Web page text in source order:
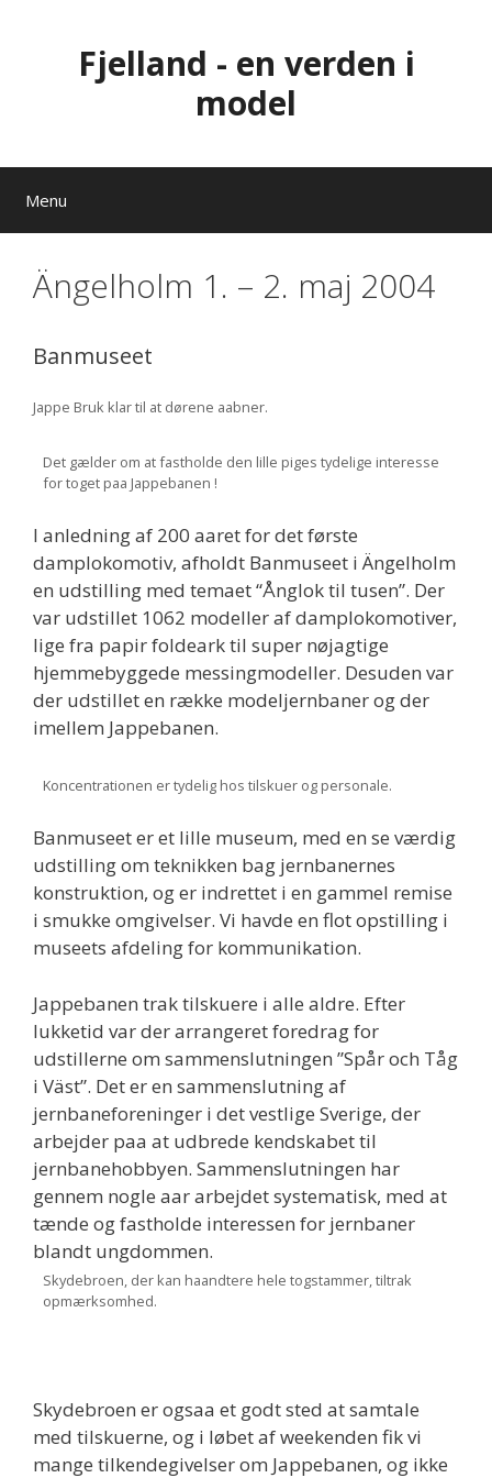
Fjelland - en verden i
model
Menu
Ängelholm 1. – 2. maj 2004
Banmuseet
Jappe Bruk klar til at dørene aabner.
Det gælder om at fastholde den lille piges tydelige interesse
for toget paa Jappebanen !
I anledning af 200 aaret for det første
damplokomotiv, afholdt Banmuseet i Ängelholm
en udstilling med temaet “Ånglok til tusen”. Der
var udstillet 1062 modeller af damplokomotiver,
lige fra papir foldeark til super nøjagtige
hjemmebyggede messingmodeller. Desuden var
der udstillet en række modeljernbaner og der
imellem Jappebanen.
Koncentrationen er tydelig hos tilskuer og personale.
Banmuseet er et lille museum, med en se værdig
udstilling om teknikken bag jernbanernes
konstruktion, og er indrettet i en gammel remise
i smukke omgivelser. Vi havde en flot opstilling i
museets afdeling for kommunikation.
Jappebanen trak tilskuere i alle aldre. Efter
lukketid var der arrangeret foredrag for
udstillerne om sammenslutningen ”Spår och Tåg
i Väst”. Det er en sammenslutning af
jernbaneforeninger i det vestlige Sverige, der
arbejder paa at udbrede kendskabet til
jernbanehobbyen. Sammenslutningen har
gennem nogle aar arbejdet systematisk, med at
tænde og fastholde interessen for jernbaner
blandt ungdommen.
Skydebroen, der kan haandtere hele togstammer, tiltrak
opmærksomhed.
Skydebroen er ogsaa et godt sted at samtale
med tilskuerne, og i løbet af weekenden fik vi
mange tilkendegivelser om Jappebanen, og ikke